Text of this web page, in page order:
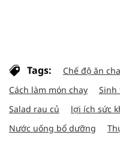
Tags: Chế độ ăn
Cách làm món chay
Sinh
Salad rau củ
lợi ích sức
Nước uống bổ dưỡng